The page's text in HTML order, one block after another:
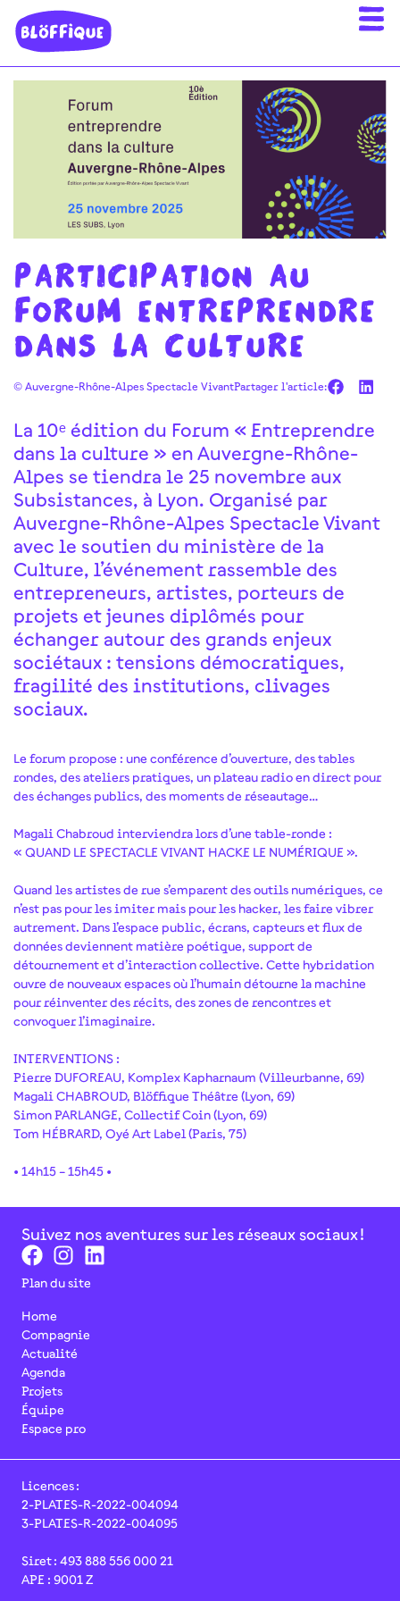
Participation au
Forum Entreprendre
dans la Culture
© Auvergne-Rhône-Alpes Spectacle VivantPartager l'article:
La 10ᵉ édition du Forum « Entreprendre
dans la culture » en Auvergne-Rhône-
Alpes se tiendra le 25 novembre aux
Subsistances, à Lyon. Organisé par
Auvergne-Rhône-Alpes Spectacle Vivant
avec le soutien du ministère de la
Culture, l’événement rassemble des
entrepreneurs, artistes, porteurs de
projets et jeunes diplômés pour
échanger autour des grands enjeux
sociétaux : tensions démocratiques,
fragilité des institutions, clivages
sociaux.
Le forum propose : une conférence d’ouverture, des tables
rondes, des ateliers pratiques, un plateau radio en direct pour
des échanges publics, des moments de réseautage…
Magali Chabroud interviendra lors d’une table-ronde :
« QUAND LE SPECTACLE VIVANT HACKE LE NUMÉRIQUE ».
Quand les artistes de rue s’emparent des outils numériques, ce
n’est pas pour les imiter mais pour les hacker, les faire vibrer
autrement. Dans l’espace public, écrans, capteurs et flux de
données deviennent matière poétique, support de
détournement et d’interaction collective. Cette hybridation
ouvre de nouveaux espaces où l’humain détourne la machine
pour réinventer des récits, des zones de rencontres et
convoquer l’imaginaire.
INTERVENTIONS :
Pierre DUFOREAU, Komplex Kapharnaum (Villeurbanne, 69)
Magali CHABROUD, Blöffique Théâtre (Lyon, 69)
Simon PARLANGE, Collectif Coin (Lyon, 69)
Tom HÉBRARD, Oyé Art Label (Paris, 75)
• 14h15 – 15h45 •
Suivez nos aventures sur les réseaux sociaux !
Plan du site
Home
Compagnie
Actualité
Agenda
Projets
Équipe
Espace pro
Licences :
2-PLATES-R-2022-004094
3-PLATES-R-2022-004095
Siret : 493 888 556 000 21
APE : 9001 Z